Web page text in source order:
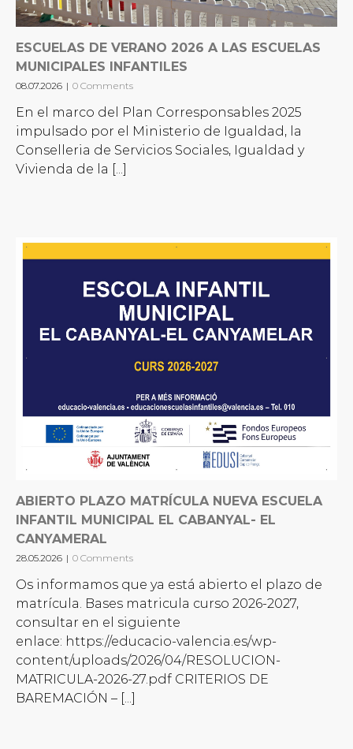
ESCUELAS DE VERANO 2026 A LAS ESCUELAS
MUNICIPALES INFANTILES
08.07.2026 | 0 Comments
En el marco del Plan Corresponsables 2025
impulsado por el Ministerio de Igualdad, la
Conselleria de Servicios Sociales, Igualdad y
Vivienda de la [...]
ABIERTO PLAZO MATRÍCULA NUEVA ESCUELA
INFANTIL MUNICIPAL EL CABANYAL- EL
CANYAMERAL
28.05.2026 | 0 Comments
Os informamos que ya está abierto el plazo de
matrícula. Bases matricula curso 2026-2027,
consultar en el siguiente
enlace: https://educacio-valencia.es/wp-
content/uploads/2026/04/RESOLUCION-
MATRICULA-2026-27.pdf CRITERIOS DE
BAREMACIÓN – [...]